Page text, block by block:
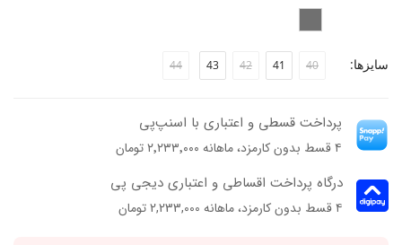
سایزها: 40
41
42
43
44
پرداخت قسطی و اعتباری با اسنپ‌پی
۴ قسط بدون کارمزد، ماهانه ۲٬۲۳۳٬۰۰۰ تومان
درگاه پرداخت اقساطی و اعتباری دیجی پی
۴ قسط بدون کارمزد، ماهانه 2,233,000 تومان